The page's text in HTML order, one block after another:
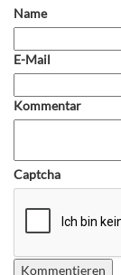
Name
E-Mail
Kommentar
Captcha